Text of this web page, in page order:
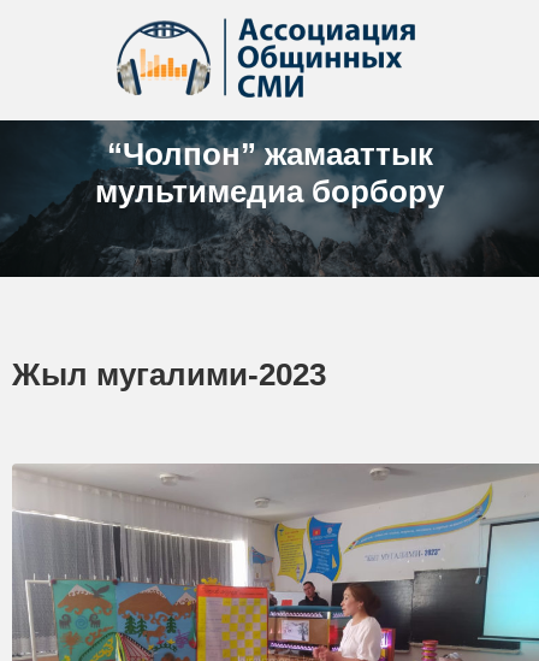
“Чолпон” жамааттык
мультимедиа борбору
Жыл мугалими-2023